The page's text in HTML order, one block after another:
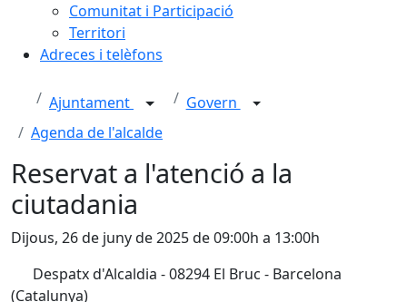
Comunitat i Participació
Territori
Adreces i telèfons
Ajuntament
Govern
Agenda de l'alcalde
Reservat a l'atenció a la
ciutadania
Dijous, 26 de juny de 2025 de 09:00h a 13:00h
Despatx d'Alcaldia - 08294 El Bruc - Barcelona
(Catalunya)